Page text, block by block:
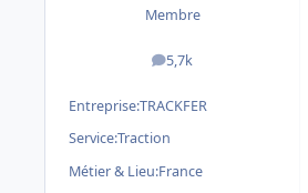
Membre
5,7k
messages
Entreprise:TRACKFER
Service:Traction
Métier & Lieu:France